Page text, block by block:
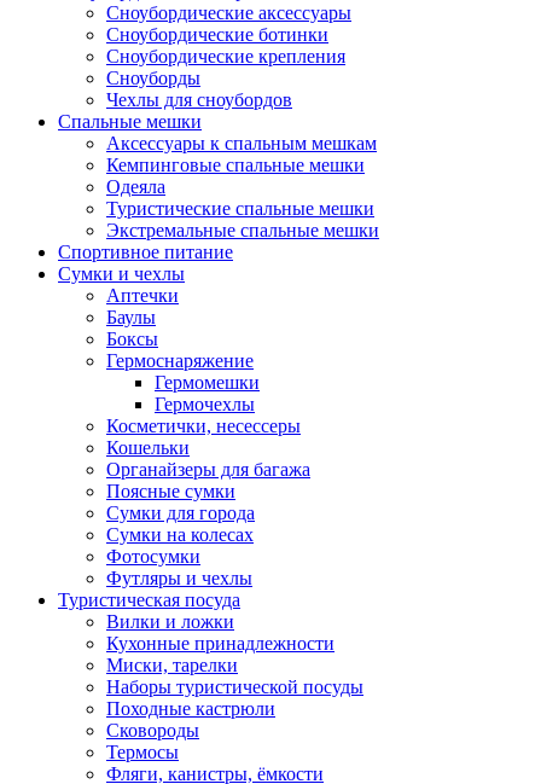
Сноубордические аксессуары
Сноубордические ботинки
Сноубордические крепления
Сноуборды
Чехлы для сноубордов
Спальные мешки
Аксессуары к спальным мешкам
Кемпинговые спальные мешки
Одеяла
Туристические спальные мешки
Экстремальные спальные мешки
Спортивное питание
Сумки и чехлы
Аптечки
Баулы
Боксы
Гермоснаряжение
Гермомешки
Гермочехлы
Косметички, несессеры
Кошельки
Органайзеры для багажа
Поясные сумки
Сумки для города
Сумки на колесах
Фотосумки
Футляры и чехлы
Туристическая посуда
Вилки и ложки
Кухонные принадлежности
Миски, тарелки
Наборы туристической посуды
Походные кастрюли
Сковороды
Термосы
Фляги, канистры, ёмкости